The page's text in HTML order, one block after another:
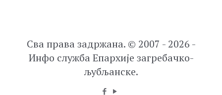
Сва права задржана. © 2007 - 2026 -
Инфо служба Епархије загребачко-
љубљанске.